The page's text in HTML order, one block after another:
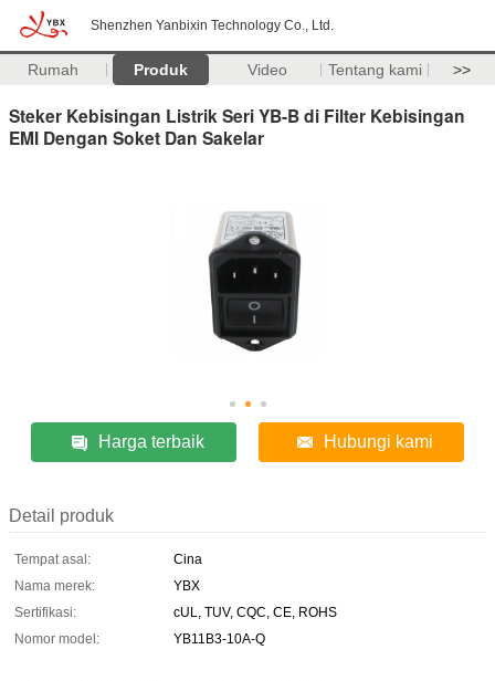
Shenzhen Yanbixin Technology Co., Ltd.
Rumah Produk Video Tentang kami >>
Steker Kebisingan Listrik Seri YB-B di Filter Kebisingan
EMI Dengan Soket Dan Sakelar
Harga terbaik Hubungi kami
Detail produk
Tempat asal:
Cina
Nama merek:
YBX
Sertifikasi:
cUL, TUV, CQC, CE, ROHS
Nomor model:
YB11B3-10A-Q